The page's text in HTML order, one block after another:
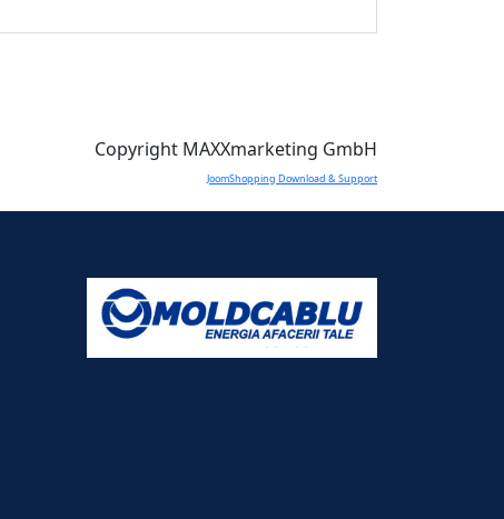
Copyright MAXXmarketing GmbH
JoomShopping Download & Support